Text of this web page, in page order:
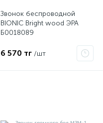
Звонок беспроводной
BIONIC Bright wood ЭРА
Б0018089
6 570 тг /шт